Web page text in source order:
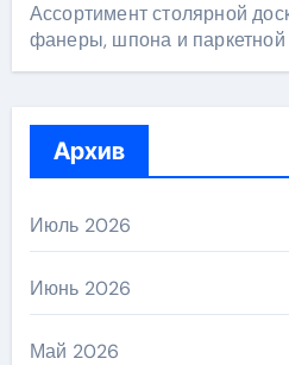
Ассортимент столярной
фанеры, шпона и паркетной
Архив
Июль 2026
Июнь 2026
Май 2026